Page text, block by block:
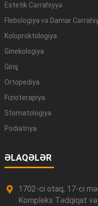
Estetik Cərrahiyyə
Flebologiya və Damar
Koloproktologiya
Ginekologiya
Giriş
Ortopediya
Fizioterapiya
Stomatologiya
Podiatriya
ƏLAQƏLƏR
1702-ci otaq, 17-ci
Kompleks Tədqiqat